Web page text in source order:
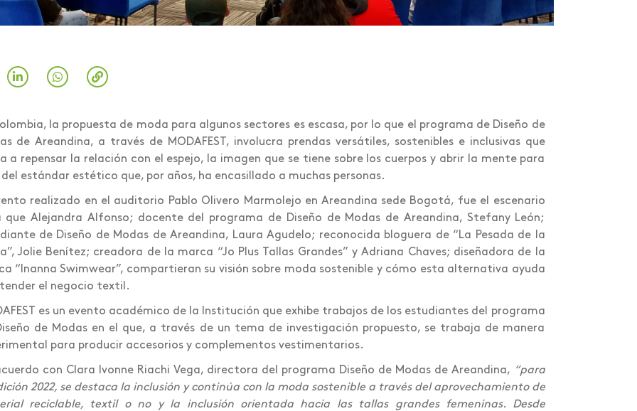
la propuesta de moda para algunos sectores es escasa, por lo que el programa de Diseño de
de Areandina, a través de MODAFEST, involucra prendas versátiles, sostenibles e inclusivas que
a repensar la relación con el espejo, la imagen que se tiene sobre los cuerpos y abrir la mente para
del estándar estético que, por años, ha encasillado a muchas personas.
realizado en el auditorio Pablo Olivero Marmolejo en Areandina sede Bogotá, fue el escenario
que Alejandra Alfonso; docente del programa de Diseño de Modas de Areandina, Stefany León;
de Diseño de Modas de Areandina, Laura Agudelo; reconocida bloguera de “La Pesada de la
Jolie Benítez; creadora de la marca “Jo Plus Tallas Grandes” y Adriana Chaves; diseñadora de la
“Inanna Swimwear”, compartieran su visión sobre moda sostenible y cómo esta alternativa ayuda
el negocio textil.
es un evento académico de la Institución que exhibe trabajos de los estudiantes del programa
de Modas en el que, a través de un tema de investigación propuesto, se trabaja de manera
para producir accesorios y complementos vestimentarios.
con Clara Ivonne Riachi Vega, directora del programa Diseño de Modas de Areandina, “para
2022, se destaca la inclusión y continúa con la moda sostenible a través del aprovechamiento de
reciclable, textil o no y la inclusión orientada hacia las tallas grandes femeninas. Desde